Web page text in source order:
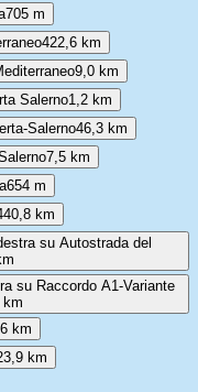
705 m
422,6 km
9,0 km
Salerno1,2 km
Salerno46,3 km
7,5 km
654 m
km
su Autostrada del
su Raccordo A1-Variante
km
km
km